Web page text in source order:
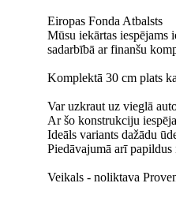
Eiropas Fonda Atbalsts
Mūsu iekārtas iespējams
sadarbībā ar finanšu
Komplektā 30 cm plats
Var uzkraut uz vieglā
Ar šo konstrukciju
Ideāls variants dažādu
Piedāvajumā arī
Veikals - noliktava